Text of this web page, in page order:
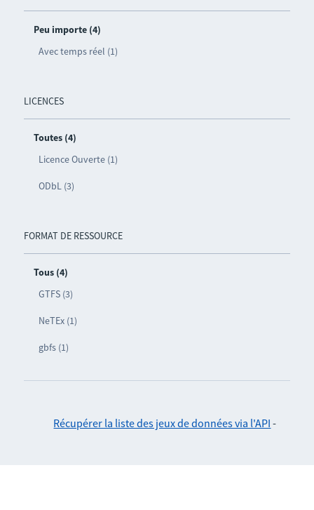
Peu importe (4)
Avec temps réel (1)
LICENCES
Toutes (4)
Licence Ouverte (1)
ODbL (3)
FORMAT DE RESSOURCE
Tous (4)
GTFS (3)
NeTEx (1)
gbfs (1)
Récupérer la liste des jeux de données via l'API -